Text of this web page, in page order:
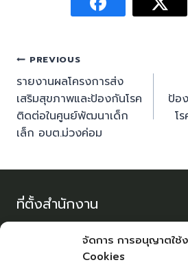
จัดการ การอนุญาตใช้
Cookies
PREVIOUS
รายงานผลโครงการส่ง
เสริมสุขภาพและป้องกันโรค
ติดต่อในศูนย์พัฒนาเด็ก
เล็ก อบต.ม่วงค่อม
ป้อ
โ
ที่ตั้งสำนักงาน
หมู่ที่ 6 ถ.สุระนารายณ์ ต.ม่วงค่อม อ